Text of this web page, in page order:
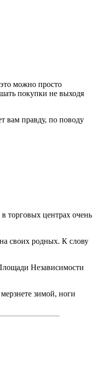
можно просто
покупки не выходя
вам правду, по поводу
торговых центрах очень
своих родных. К слову
Независимости
зимой, ноги